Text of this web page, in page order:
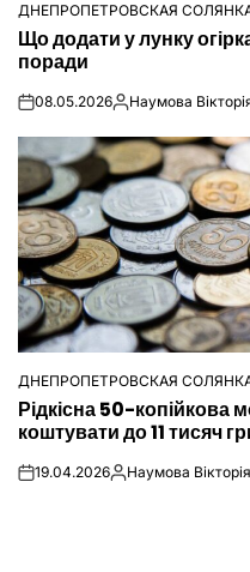
ОПУБЛІКУВАТИ
У
ДНЕПРОПЕТРОВСКАЯ
Що додати у лунку
поради
on08.05.2026Опубліковано
Наумова
ОПУБЛІКУВАТИ
У
ДНЕПРОПЕТРОВСКАЯ
Рідкісна 50-копійкова
коштувати до 11 тисяч
on19.04.2026Опубліковано
Наумова Вікторія